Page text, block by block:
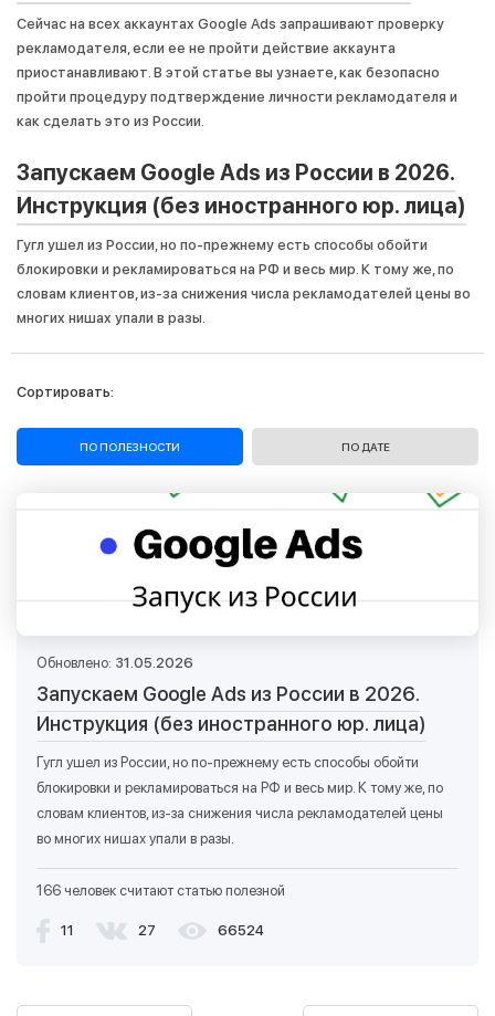
Сейчас на всех аккаунтах Google Ads запрашивают проверку
рекламодателя, если ее не пройти действие аккаунта
приостанавливают. В этой статье вы узнаете, как безопасно
пройти процедуру подтверждение личности рекламодателя и
как сделать это из России.
Запускаем Google Ads из России в 2026.
Инструкция (без иностранного юр. лица)
Гугл ушел из России, но по-прежнему есть способы обойти
блокировки и рекламироваться на РФ и весь мир. К тому же, по
словам клиентов, из-за снижения числа рекламодателей цены во
многих нишах упали в разы.
Сортировать:
ПО ПОЛЕЗНОСТИ ПО ДАТЕ
Обновлено: 31.05.2026
Запускаем Google Ads из России в 2026.
Инструкция (без иностранного юр. лица)
Гугл ушел из России, но по-прежнему есть способы обойти
блокировки и рекламироваться на РФ и весь мир. К тому же, по
словам клиентов, из-за снижения числа рекламодателей цены
во многих нишах упали в разы.
166 человек считают статью полезной
11 27 66524
Войти в учетную запись
Забыли пароль?